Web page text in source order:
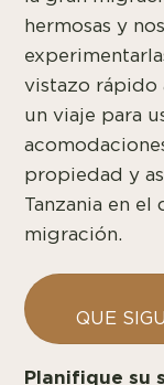
hermosas y
vistazo rápido
un viaje para
propiedad y
Tanzania en
migración.
QUE
Planifique su